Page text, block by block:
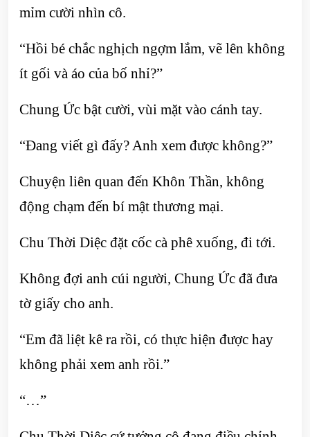
mỉm cười nhìn cô.
“Hồi bé chắc nghịch ngợm lắm, vẽ lên không
ít gối và áo của bố nhỉ?”
Chung Ức bật cười, vùi mặt vào cánh tay.
“Đang viết gì đấy? Anh xem được không?”
Chuyện liên quan đến Khôn Thần, không
động chạm đến bí mật thương mại.
Chu Thời Diệc đặt cốc cà phê xuống, đi tới.
Không đợi anh cúi người, Chung Ức đã đưa
tờ giấy cho anh.
“Em đã liệt kê ra rồi, có thực hiện được hay
không phải xem anh rồi.”
“…”